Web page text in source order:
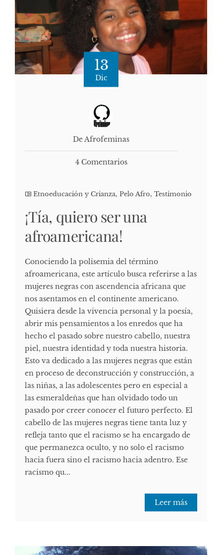
13
Dic
De Afrofeminas
4 Comentarios
Etnoeducación y Crianza, Pelo Afro, Testimonio
¡Tía, quiero ser una
afroamericana!
Conociendo la polisemia del término
afroamericana, este artículo busca referirse a las
mujeres negras con ascendencia africana que
nos asentamos en el continente americano.
Quisiera desde la vivencia personal y la poesía,
abrir mis pensamientos a los enredos que ha
hecho el pasado sobre nuestro cabello, nuestra
piel, nuestra identidad y toda nuestra historia.
Esto va dedicado a las mujeres negras que están
en proceso de deconstrucción y construcción, a
las niñas, a las adolescentes pero en especial a
las esmeraldeñas que han olvidado todo un
pasado por creer conocer el futuro perfecto. El
cabello de las mujeres negras tiene tanta luz y
refleja tanto que el racismo se ha encargado de
que permanezca oculto, y no solo el racismo
hacia fuera sino el racismo hacia adentro. Ese
racismo qu...
Leer más